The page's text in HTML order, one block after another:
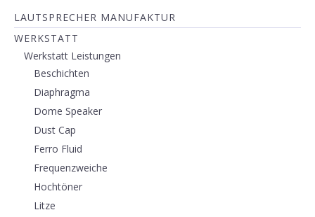
LAUTSPRECHER MANUFAKTUR
WERKSTATT
Werkstatt Leistungen
Beschichten
Diaphragma
Dome Speaker
Dust Cap
Ferro Fluid
Frequenzweiche
Hochtöner
Litze